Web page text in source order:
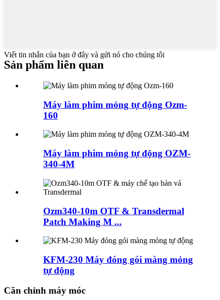
Viết tin nhắn của bạn ở đây và gửi nó cho chúng tôi
Sản phẩm liên quan
Máy làm phim mỏng tự động Ozm-
160
Máy làm phim mỏng tự động OZM-
340-4M
Ozm340-10m OTF & Transdermal
Patch Making M ...
KFM-230 Máy đóng gói màng mỏng
tự động
Căn chỉnh máy móc